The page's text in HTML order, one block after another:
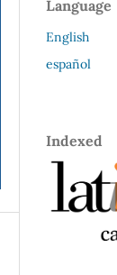
Language
English
español
Indexed